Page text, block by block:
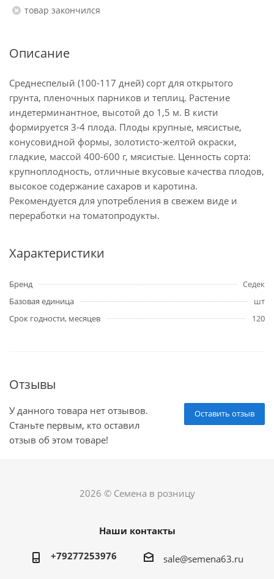
Товар закончился
Описание
Среднеспелый (100-117 дней) сорт для открытого
грунта, пленочных парников и теплиц. Растение
индетерминантное, высотой до 1,5 м. В кисти
формируется 3-4 плода. Плоды крупные, мясистые,
конусовидной формы, золотисто-желтой окраски,
гладкие, массой 400-600 г, мясистые. Ценность сорта:
крупноплодность, отличные вкусовые качества плодов,
высокое содержание сахаров и каротина.
Рекомендуется для употребления в свежем виде и
переработки на томатопродукты.
Характеристики
Бренд
Седек
Базовая единица
шт
Срок годности, месяцев
120
Отзывы
Оставить отзыв
У данного товара нет отзывов.
Станьте первым, кто оставил
отзыв об этом товаре!
2026 © Семена в розницу
Наши контакты
+79277253976 sale@semena63.ru